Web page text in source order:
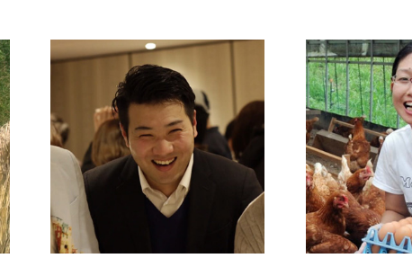
栽培できるノウハウを確立させ
ました。私の持論ですが、楽し
い農業＋強い農業とは、消費者
のお客様としっかりと繋がる農
業ではないかと思います。
是非、一度食べてみてもらいた
いです。
土作りにこだわ
稲わら、麦わら
有機物を増やし
にしておいしい
作りをしていま
佐賀県のがばい
ば、盛り上げて